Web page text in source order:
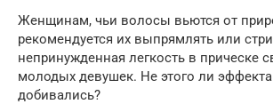
Женщинам, чьи волосы вьются от
рекомендуется их выпрямлять или
непринужденная легкость в прическе
молодых девушек. Не этого ли
добивались?